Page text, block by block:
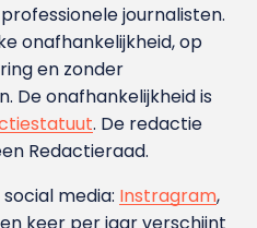
journalisten.
onafhankelijkheid, op
en zonder
De onafhankelijkheid is
. De redactie
Redactieraad.
media: Instragram,
keer per jaar verschijnt